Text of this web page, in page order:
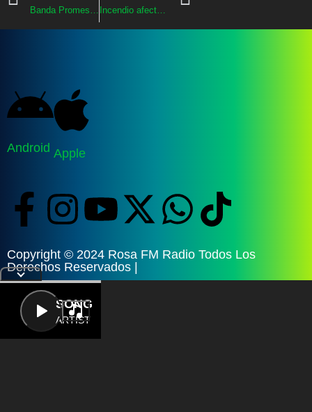
Banda Promesera de la Fraternidad Virgen de Andacollo abre convocatoria para sumar músicos a sus filas Incendio afectó nuevas oficinas del Hospital San Camilo
Android Apple
Copyright © 2024 Rosa FM Radio Todos Los
Derechos Reservados |
SONG
ARTIST
LETRA
{{playListTitle}}